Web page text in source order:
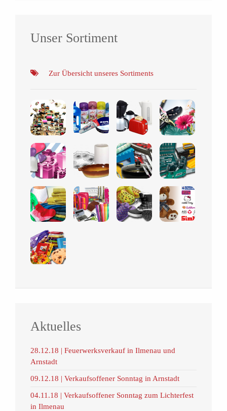
Unser Sortiment
Zur Übersicht unseres Sortiments
Aktuelles
28.12.18 | Feuerwerksverkauf in Ilmenau und
Arnstadt
09.12.18 | Verkaufsoffener Sonntag in Arnstadt
04.11.18 | Verkaufsoffener Sonntag zum Lichterfest
in Ilmenau